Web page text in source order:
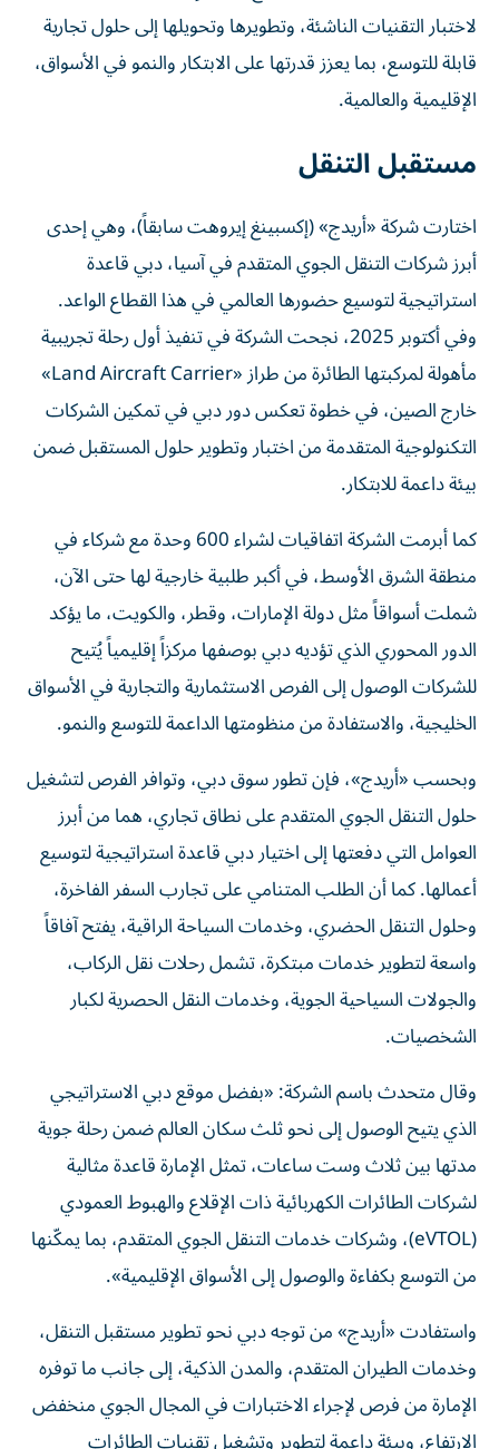
لاختبار التقنيات الناشئة، وتطويرها وتحويلها إلى حلول تجارية
قابلة للتوسع، بما يعزز قدرتها على الابتكار والنمو في الأسواق،
الإقليمية والعالمية.
مستقبل التنقل
اختارت شركة «أريدج» (إكسبينغ إيروهت سابقاً)، وهي إحدى
أبرز شركات التنقل الجوي المتقدم في آسيا، دبي قاعدة
استراتيجية لتوسيع حضورها العالمي في هذا القطاع الواعد.
وفي أكتوبر 2025، نجحت الشركة في تنفيذ أول رحلة تجريبية
مأهولة لمركبتها الطائرة من طراز «Land Aircraft Carrier»
خارج الصين، في خطوة تعكس دور دبي في تمكين الشركات
التكنولوجية المتقدمة من اختبار وتطوير حلول المستقبل ضمن
بيئة داعمة للابتكار.
كما أبرمت الشركة اتفاقيات لشراء 600 وحدة مع شركاء في
منطقة الشرق الأوسط، في أكبر طلبية خارجية لها حتى الآن،
شملت أسواقاً مثل دولة الإمارات، وقطر، والكويت، ما يؤكد
الدور المحوري الذي تؤديه دبي بوصفها مركزاً إقليمياً يُتيح
للشركات الوصول إلى الفرص الاستثمارية والتجارية في الأسواق
الخليجية، والاستفادة من منظومتها الداعمة للتوسع والنمو.
وبحسب «أريدج»، فإن تطور سوق دبي، وتوافر الفرص لتشغيل
حلول التنقل الجوي المتقدم على نطاق تجاري، هما من أبرز
العوامل التي دفعتها إلى اختيار دبي قاعدة استراتيجية لتوسيع
أعمالها. كما أن الطلب المتنامي على تجارب السفر الفاخرة،
وحلول التنقل الحضري، وخدمات السياحة الراقية، يفتح آفاقاً
واسعة لتطوير خدمات مبتكرة، تشمل رحلات نقل الركاب،
والجولات السياحية الجوية، وخدمات النقل الحصرية لكبار
الشخصيات.
وقال متحدث باسم الشركة: «بفضل موقع دبي الاستراتيجي
الذي يتيح الوصول إلى نحو ثلث سكان العالم ضمن رحلة جوية
مدتها بين ثلاث وست ساعات، تمثل الإمارة قاعدة مثالية
لشركات الطائرات الكهربائية ذات الإقلاع والهبوط العمودي
(eVTOL)، وشركات خدمات التنقل الجوي المتقدم، بما يمكّنها
من التوسع بكفاءة والوصول إلى الأسواق الإقليمية».
واستفادت «أريدج» من توجه دبي نحو تطوير مستقبل التنقل،
وخدمات الطيران المتقدم، والمدن الذكية، إلى جانب ما توفره
الإمارة من فرص لإجراء الاختبارات في المجال الجوي منخفض